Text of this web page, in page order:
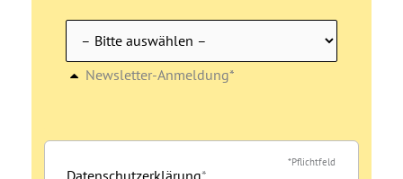
Newsletter-Anmeldung*
*Pflichtfeld
Datenschutzerklärung*